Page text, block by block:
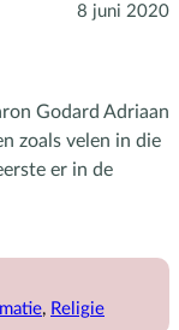
8 juni 2020
Godard Adriaan
zoals velen in die
er in de
, Religie